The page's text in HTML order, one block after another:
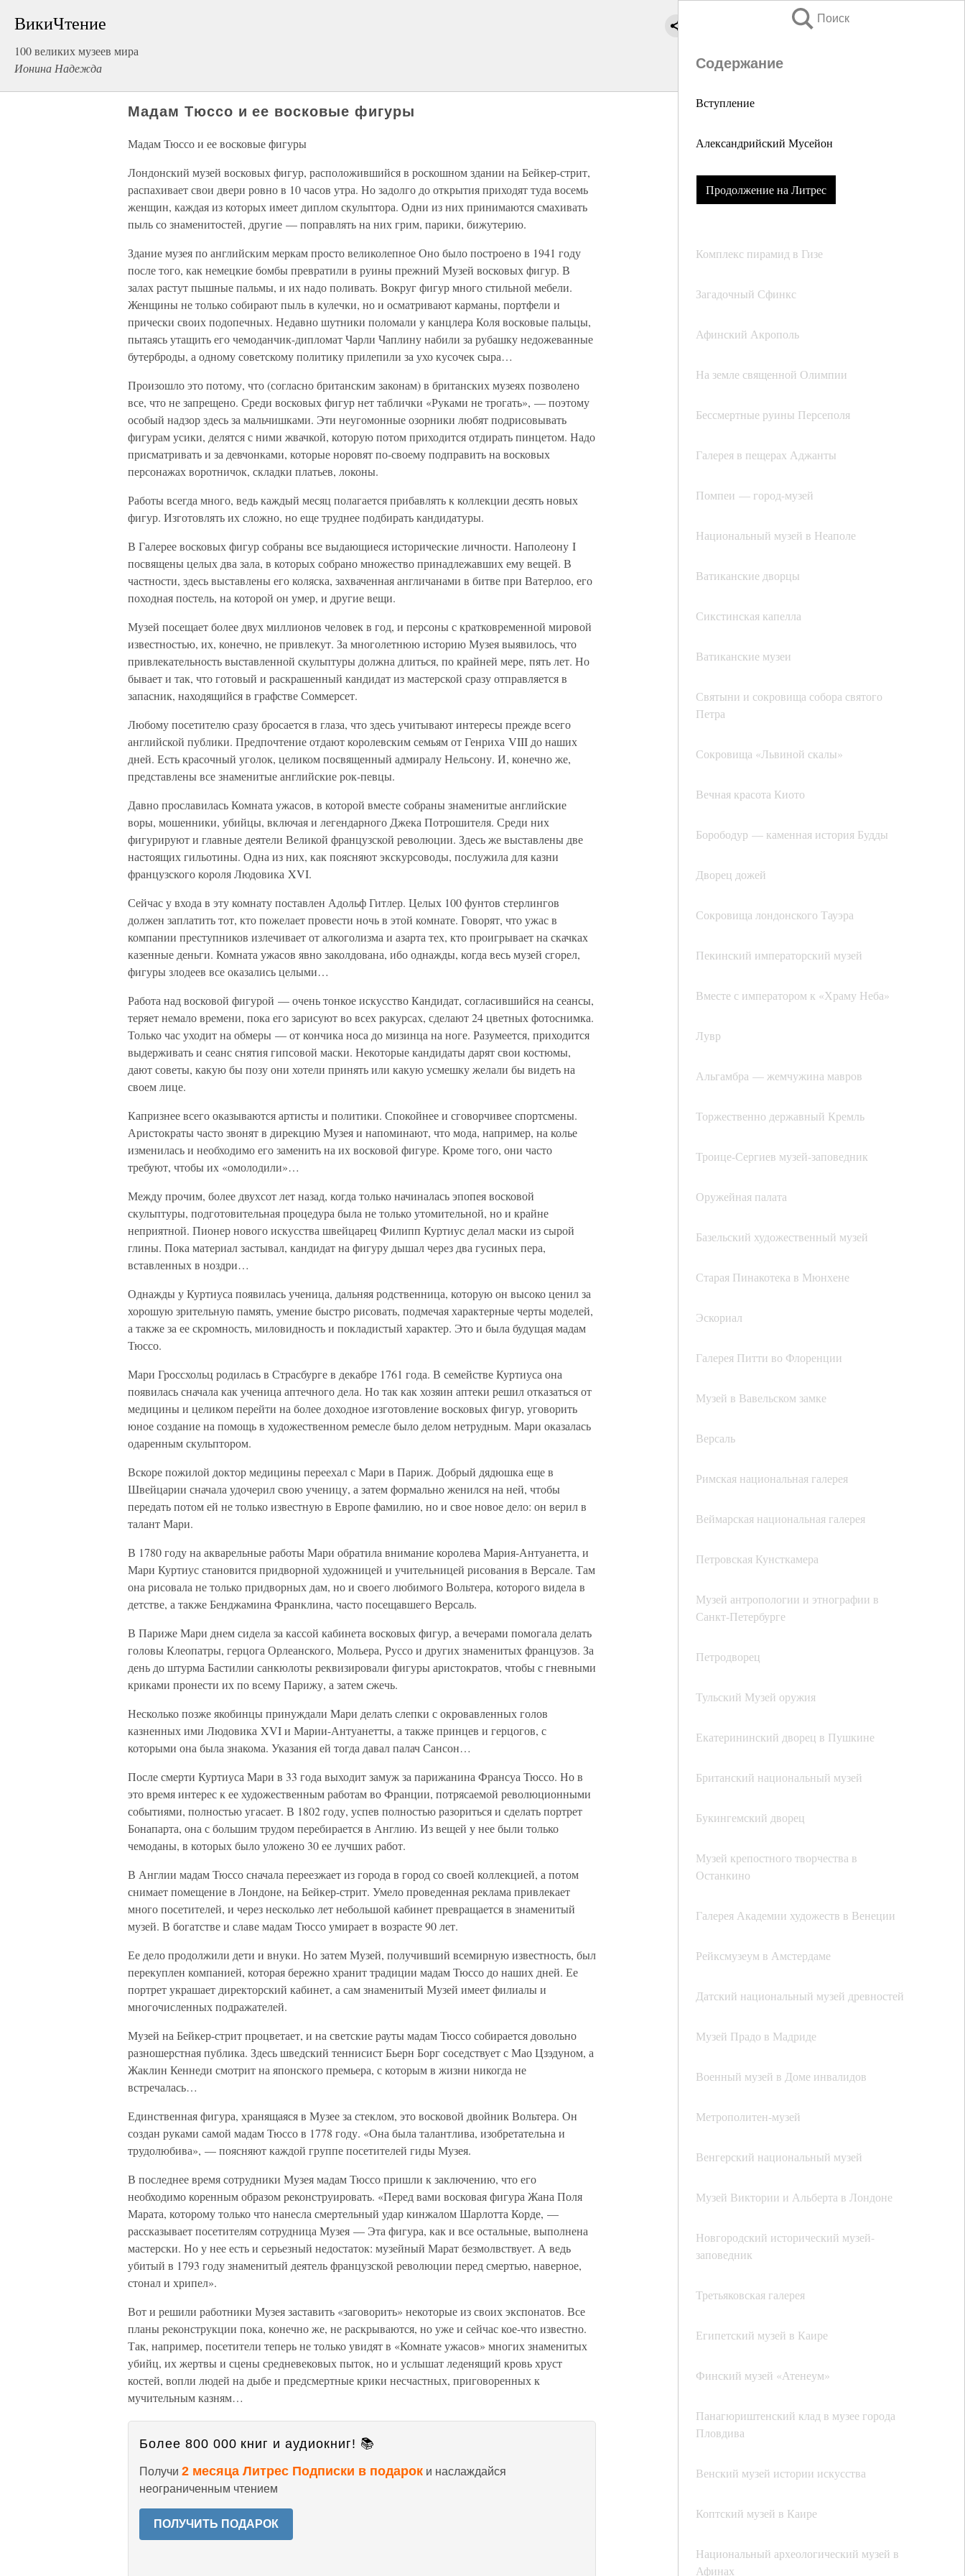
ВикиЧтение
100 великих музеев мира
Ионина Надежда
Поиск
Содержание
Вступление
Александрийский Мусейон
Продолжение на Литрес
Комплекс пирамид в Гизе
Загадочный Сфинкс
Афинский Акрополь
На земле священной Олимпии
Бессмертные руины Персеполя
Галерея в пещерах Аджанты
Помпеи — город-музей
Национальный музей в Неаполе
Ватиканские дворцы
Сикстинская капелла
Ватиканские музеи
Святыни и сокровища собора святого
Петра
Сокровища «Львиной скалы»
Вечная красота Киото
Борободур — каменная история Будды
Дворец дожей
Сокровища лондонского Тауэра
Пекинский императорский музей
Вместе с императором к «Храму Неба»
Лувр
Альгамбра — жемчужина мавров
Торжественно державный Кремль
Троице-Сергиев музей-заповедник
Оружейная палата
Базельский художественный музей
Старая Пинакотека в Мюнхене
Эскориал
Галерея Питти во Флоренции
Музей в Вавельском замке
Версаль
Римская национальная галерея
Веймарская национальная галерея
Петровская Кунсткамера
Музей антропологии и этнографии в
Санкт-Петербурге
Петродворец
Тульский Музей оружия
Екатерининский дворец в Пушкине
Британский национальный музей
Букингемский дворец
Музей крепостного творчества в
Останкино
Галерея Академии художеств в Венеции
Рейксмузеум в Амстердаме
Датский национальный музей древностей
Музей Прадо в Мадриде
Военный музей в Доме инвалидов
Метрополитен-музей
Венгерский национальный музей
Музей Виктории и Альберта в Лондоне
Новгородский исторический музей-
заповедник
Третьяковская галерея
Египетский музей в Каире
Финский музей «Атенеум»
Панагюриштенский клад в музее города
Пловдива
Венский музей истории искусства
Коптский музей в Каире
Национальный археологический музей в
Афинах
Мадам Тюссо и ее восковые фигуры
Мадам Тюссо и ее восковые фигуры
Лондонский музей восковых фигур, расположившийся в роскошном здании на Бейкер-стрит,
распахивает свои двери ровно в 10 часов утра. Но задолго до открытия приходят туда восемь
женщин, каждая из которых имеет диплом скульптора. Одни из них принимаются смахивать
пыль со знаменитостей, другие — поправлять на них грим, парики, бижутерию.
Здание музея по английским меркам просто великолепное Оно было построено в 1941 году
после того, как немецкие бомбы превратили в руины прежний Музей восковых фигур. В
залах растут пышные пальмы, и их надо поливать. Вокруг фигур много стильной мебели.
Женщины не только собирают пыль в кулечки, но и осматривают карманы, портфели и
прически своих подопечных. Недавно шутники поломали у канцлера Коля восковые пальцы,
пытаясь утащить его чемоданчик-дипломат Чарли Чаплину набили за рубашку недожеванные
бутерброды, а одному советскому политику прилепили за ухо кусочек сыра…
Произошло это потому, что (согласно британским законам) в британских музеях позволено
все, что не запрещено. Среди восковых фигур нет таблички «Руками не трогать», — поэтому
особый надзор здесь за мальчишками. Эти неугомонные озорники любят подрисовывать
фигурам усики, делятся с ними жвачкой, которую потом приходится отдирать пинцетом. Надо
присматривать и за девчонками, которые норовят по-своему подправить на восковых
персонажах воротничок, складки платьев, локоны.
Работы всегда много, ведь каждый месяц полагается прибавлять к коллекции десять новых
фигур. Изготовлять их сложно, но еще труднее подбирать кандидатуры.
В Галерее восковых фигур собраны все выдающиеся исторические личности. Наполеону I
посвящены целых два зала, в которых собрано множество принадлежавших ему вещей. В
частности, здесь выставлены его коляска, захваченная англичанами в битве при Ватерлоо, его
походная постель, на которой он умер, и другие вещи.
Музей посещает более двух миллионов человек в год, и персоны с кратковременной мировой
известностью, их, конечно, не привлекут. За многолетнюю историю Музея выявилось, что
привлекательность выставленной скульптуры должна длиться, по крайней мере, пять лет. Но
бывает и так, что готовый и раскрашенный кандидат из мастерской сразу отправляется в
запасник, находящийся в графстве Соммерсет.
Любому посетителю сразу бросается в глаза, что здесь учитывают интересы прежде всего
английской публики. Предпочтение отдают королевским семьям от Генриха VIII до наших
дней. Есть красочный уголок, целиком посвященный адмиралу Нельсону. И, конечно же,
представлены все знаменитые английские рок-певцы.
Давно прославилась Комната ужасов, в которой вместе собраны знаменитые английские
воры, мошенники, убийцы, включая и легендарного Джека Потрошителя. Среди них
фигурируют и главные деятели Великой французской революции. Здесь же выставлены две
настоящих гильотины. Одна из них, как поясняют экскурсоводы, послужила для казни
французского короля Людовика XVI.
Сейчас у входа в эту комнату поставлен Адольф Гитлер. Целых 100 фунтов стерлингов
должен заплатить тот, кто пожелает провести ночь в этой комнате. Говорят, что ужас в
компании преступников излечивает от алкоголизма и азарта тех, кто проигрывает на скачках
казенные деньги. Комната ужасов явно заколдована, ибо однажды, когда весь музей сгорел,
фигуры злодеев все оказались целыми…
Работа над восковой фигурой — очень тонкое искусство Кандидат, согласившийся на сеансы,
теряет немало времени, пока его зарисуют во всех ракурсах, сделают 24 цветных фотоснимка.
Только час уходит на обмеры — от кончика носа до мизинца на ноге. Разумеется, приходится
выдерживать и сеанс снятия гипсовой маски. Некоторые кандидаты дарят свои костюмы,
дают советы, какую бы позу они хотели принять или какую усмешку желали бы видеть на
своем лице.
Капризнее всего оказываются артисты и политики. Спокойнее и сговорчивее спортсмены.
Аристократы часто звонят в дирекцию Музея и напоминают, что мода, например, на колье
изменилась и необходимо его заменить на их восковой фигуре. Кроме того, они часто
требуют, чтобы их «омолодили»…
Между прочим, более двухсот лет назад, когда только начиналась эпопея восковой
скульптуры, подготовительная процедура была не только утомительной, но и крайне
неприятной. Пионер нового искусства швейцарец Филипп Куртиус делал маски из сырой
глины. Пока материал застывал, кандидат на фигуру дышал через два гусиных пера,
вставленных в ноздри…
Однажды у Куртиуса появилась ученица, дальняя родственница, которую он высоко ценил за
хорошую зрительную память, умение быстро рисовать, подмечая характерные черты моделей,
а также за ее скромность, миловидность и покладистый характер. Это и была будущая мадам
Тюссо.
Мари Гроссхольц родилась в Страсбурге в декабре 1761 года. В семействе Куртиуса она
появилась сначала как ученица аптечного дела. Но так как хозяин аптеки решил отказаться от
медицины и целиком перейти на более доходное изготовление восковых фигур, уговорить
юное создание на помощь в художественном ремесле было делом нетрудным. Мари оказалась
одаренным скульптором.
Вскоре пожилой доктор медицины переехал с Мари в Париж. Добрый дядюшка еще в
Швейцарии сначала удочерил свою ученицу, а затем формально женился на ней, чтобы
передать потом ей не только известную в Европе фамилию, но и свое новое дело: он верил в
талант Мари.
В 1780 году на акварельные работы Мари обратила внимание королева Мария-Антуанетта, и
Мари Куртиус становится придворной художницей и учительницей рисования в Версале. Там
она рисовала не только придворных дам, но и своего любимого Вольтера, которого видела в
детстве, а также Бенджамина Франклина, часто посещавшего Версаль.
В Париже Мари днем сидела за кассой кабинета восковых фигур, а вечерами помогала делать
головы Клеопатры, герцога Орлеанского, Мольера, Руссо и других знаменитых французов. За
день до штурма Бастилии санкюлоты реквизировали фигуры аристократов, чтобы с гневными
криками пронести их по всему Парижу, а затем сжечь.
Несколько позже якобинцы принуждали Мари делать слепки с окровавленных голов
казненных ими Людовика XVI и Марии-Антуанетты, а также принцев и герцогов, с
которыми она была знакома. Указания ей тогда давал палач Сансон…
После смерти Куртиуса Мари в 33 года выходит замуж за парижанина Франсуа Тюссо. Но в
это время интерес к ее художественным работам во Франции, потрясаемой революционными
событиями, полностью угасает. В 1802 году, успев полностью разориться и сделать портрет
Бонапарта, она с большим трудом перебирается в Англию. Из вещей у нее были только
чемоданы, в которых было уложено 30 ее лучших работ.
В Англии мадам Тюссо сначала переезжает из города в город со своей коллекцией, а потом
снимает помещение в Лондоне, на Бейкер-стрит. Умело проведенная реклама привлекает
много посетителей, и через несколько лет небольшой кабинет превращается в знаменитый
музей. В богатстве и славе мадам Тюссо умирает в возрасте 90 лет.
Ее дело продолжили дети и внуки. Но затем Музей, получивший всемирную известность, был
перекуплен компанией, которая бережно хранит традиции мадам Тюссо до наших дней. Ее
портрет украшает директорский кабинет, а сам знаменитый Музей имеет филиалы и
многочисленных подражателей.
Музей на Бейкер-стрит процветает, и на светские рауты мадам Тюссо собирается довольно
разношерстная публика. Здесь шведский теннисист Бьерн Борг соседствует с Мао Цзэдуном, а
Жаклин Кеннеди смотрит на японского премьера, с которым в жизни никогда не
встречалась…
Единственная фигура, хранящаяся в Музее за стеклом, это восковой двойник Вольтера. Он
создан руками самой мадам Тюссо в 1778 году. «Она была талантлива, изобретательна и
трудолюбива», — поясняют каждой группе посетителей гиды Музея.
В последнее время сотрудники Музея мадам Тюссо пришли к заключению, что его
необходимо коренным образом реконструировать. «Перед вами восковая фигура Жана Поля
Марата, которому только что нанесла смертельный удар кинжалом Шарлотта Корде, —
рассказывает посетителям сотрудница Музея — Эта фигура, как и все остальные, выполнена
мастерски. Но у нее есть и серьезный недостаток: музейный Марат безмолвствует. А ведь
убитый в 1793 году знаменитый деятель французской революции перед смертью, наверное,
стонал и хрипел».
Вот и решили работники Музея заставить «заговорить» некоторые из своих экспонатов. Все
планы реконструкции пока, конечно же, не раскрываются, но уже и сейчас кое-что известно.
Так, например, посетители теперь не только увидят в «Комнате ужасов» многих знаменитых
убийц, их жертвы и сцены средневековых пыток, но и услышат леденящий кровь хруст
костей, вопли людей на дыбе и предсмертные крики несчастных, приговоренных к
мучительным казням…
Более 800 000 книг и аудиокниг! 📚
Получи 2 месяца Литрес Подписки в подарок и наслаждайся
неограниченным чтением
ПОЛУЧИТЬ ПОДАРОК